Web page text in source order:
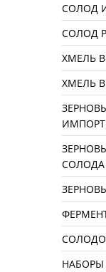
СОЛОД
СОЛОД
ХМЕЛЬ
ХМЕЛЬ
СОЛОДА